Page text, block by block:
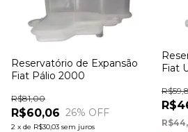
Reservatório de Expansão
Fiat Pálio 2000
R$60,06
R$81,00
26% OFF
2 x de R$30,03 sem juros
Fiat